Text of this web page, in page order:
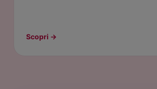
Scopri →